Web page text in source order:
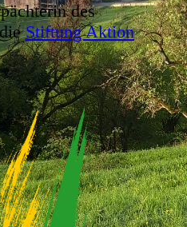
des
Stiftung Aktion